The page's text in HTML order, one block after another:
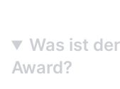
Was ist
Award?